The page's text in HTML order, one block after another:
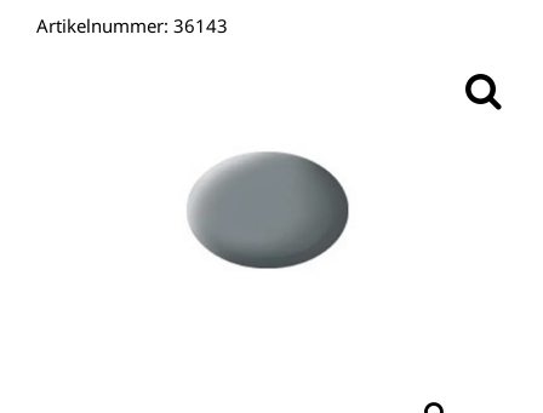
Artikelnummer: 36143